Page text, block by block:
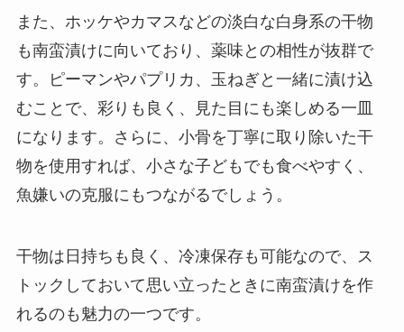
また、ホッケやカマスなどの淡白な白身系の干物
も南蛮漬けに向いており、薬味との相性が抜群で
す。ピーマンやパプリカ、玉ねぎと一緒に漬け込
むことで、彩りも良く、見た目にも楽しめる一皿
になります。さらに、小骨を丁寧に取り除いた干
物を使用すれば、小さな子どもでも食べやすく、
魚嫌いの克服にもつながるでしょう。
干物は日持ちも良く、冷凍保存も可能なので、ス
トックしておいて思い立ったときに南蛮漬けを作
れるのも魅力の一つです。